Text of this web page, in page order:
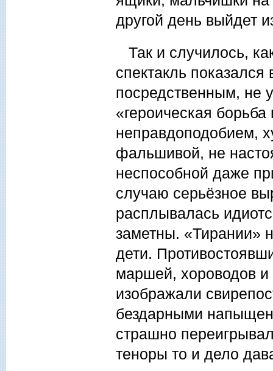
другой день выйдет
Так и случилось,
спектакль
посредственным, не
«героическая
неправдоподобием,
фальшивой, не
неспособной даже
случаю серьёзное
расплывалась
заметны. «Тирании»
дети.
маршей, хороводов
изображали
бездарными
страшно
теноры то и дело